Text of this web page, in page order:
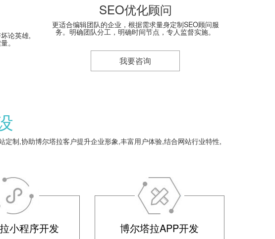
论英雄,
。
SEO优化顾问
更适合编辑团队的企业，根据需求量身定制SEO顾问服
务。明确团队分工，明确时间节点，专人监督实施。
我要咨询
制,协助博尔塔拉客户提升企业形象,丰富用户体验,结合网站行业特性,
小程序开发 博尔塔拉APP开发